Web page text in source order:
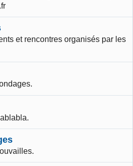
et rencontres organisés par les